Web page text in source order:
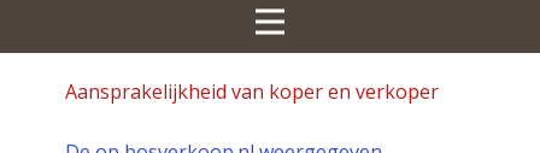
Aansprakelijkheid van koper en verkoper